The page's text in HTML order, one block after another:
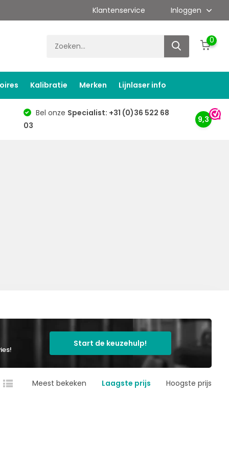
Klantenservice Inloggen
0
Kalibratie Merken Lijnlaser info
Bel onze Specialist: +31 (0)36 522 68
03
9,3
Start de keuzehulp!
Meest bekeken Laagste prijs Hoogste prijs